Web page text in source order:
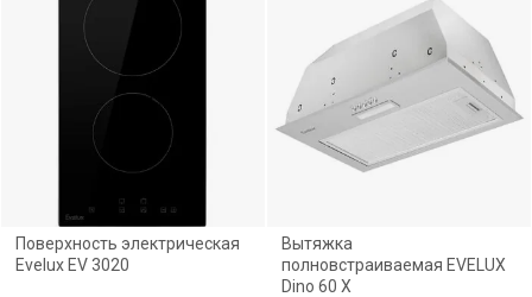
Поверхность электрическая
Evelux EV 3020
Вытяжка
полновстраиваемая EVELUX
Dino 60 X